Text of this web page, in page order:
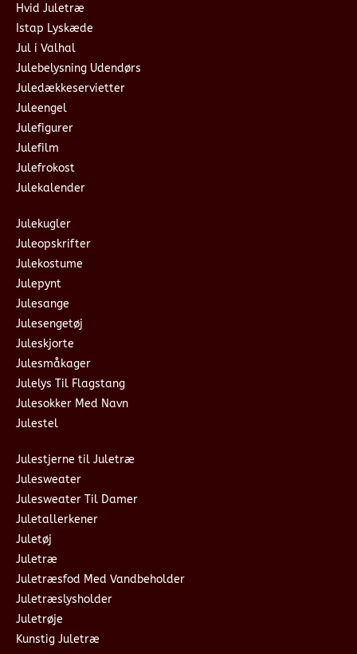
Hvid Juletræ
Istap Lyskæde
Jul i Valhal
Julebelysning Udendørs
Juledækkeservietter
Juleengel
Julefigurer
Julefilm
Julefrokost
Julekalender
Julekugler
Juleopskrifter
Julekostume
Julepynt
Julesange
Julesengetøj
Juleskjorte
Julesmåkager
Julelys Til Flagstang
Julesokker Med Navn
Julestel
Julestjerne til Juletræ
Julesweater
Julesweater Til Damer
Juletallerkener
Juletøj
Juletræ
Juletræsfod Med Vandbeholder
Juletræslysholder
Juletrøje
Kunstig Juletræ